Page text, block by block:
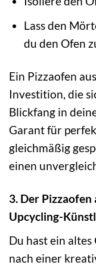
Lass den
du den Ofen
Ein Pizzaofen
Investition, die
Blickfang in
Garant für
gleichmäßig
einen
3. Der Pizzaofen
Upcycling-
Du hast ein
nach einer